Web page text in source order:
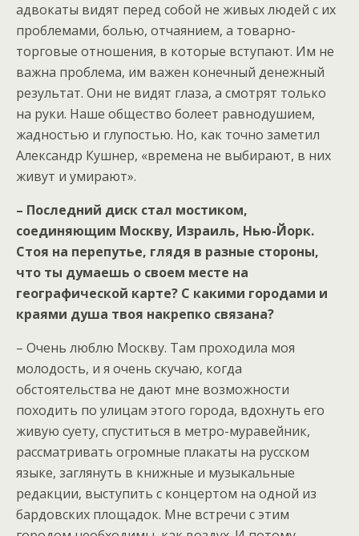
адвокаты видят перед собой не живых людей с их
проблемами, болью, отчаянием, а товарно-
торговые отношения, в которые вступают. Им не
важна проблема, им важен конечный денежный
результат. Они не видят глаза, а смотрят только
на руки. Наше общество болеет равнодушием,
жадностью и глупостью. Но, как точно заметил
Александр Кушнер, «времена не выбирают, в них
живут и умирают».
– Последний диск стал мостиком,
соединяющим Москву, Израиль, Нью-Йорк.
Стоя на перепутье, глядя в разные стороны,
что ты думаешь о своем месте на
географической карте? С какими городами и
краями душа твоя накрепко связана?
– Очень люблю Москву. Там проходила моя
молодость, и я очень скучаю, когда
обстоятельства не дают мне возможности
походить по улицам этого города, вдохнуть его
живую суету, спуститься в метро-муравейник,
рассматривать огромные плакаты на русском
языке, заглянуть в книжные и музыкальные
редакции, выступить с концертом на одной из
бардовских площадок. Мне встречи с этим